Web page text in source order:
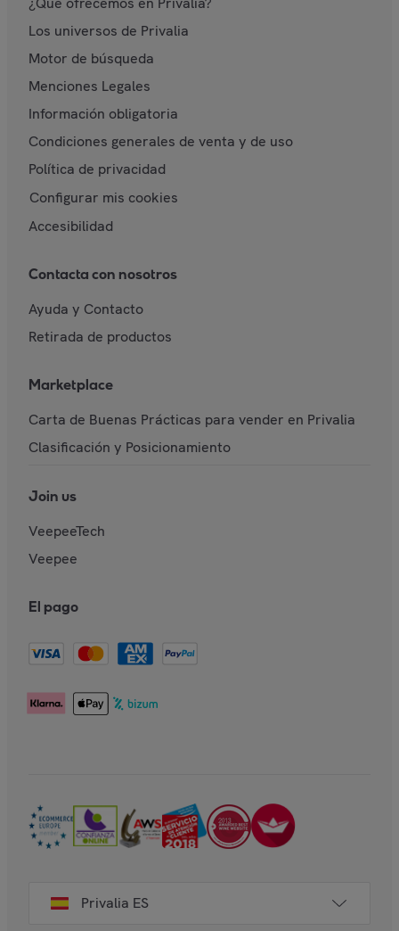
Los universos de Privalia
Motor de búsqueda
Menciones Legales
Información obligatoria
Condiciones generales de venta y de uso
Política de privacidad
Configurar mis cookies
Accesibilidad
Contacta con nosotros
Ayuda y Contacto
Retirada de productos
Marketplace
Carta de Buenas Prácticas para vender en Privalia
Clasificación y Posicionamiento
Join us
VeepeeTech
Veepee
El pago
Privalia ES